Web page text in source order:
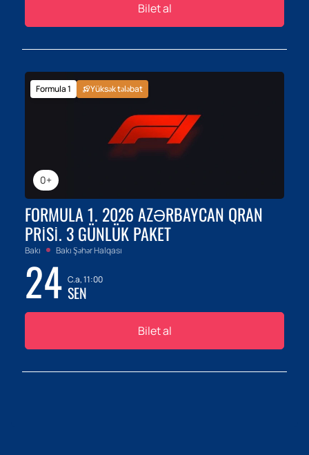
Bilet al
0+
Formula 1 Yüksək tələbat
FORMULA 1. 2026 AZƏRBAYCAN QRAN
PRISI. 3 GÜNLÜK PAKET
Bakı Bakı Şəhər Halqası
24 C.a, 11:00
SEN
Bilet al